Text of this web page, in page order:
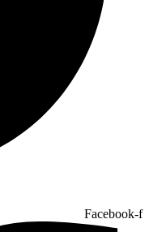
Facebook-f